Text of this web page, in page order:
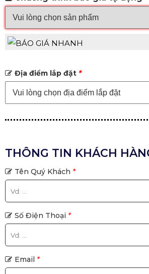
Địa điểm lắp đặt *
THÔNG TIN KHÁCH
Tên Quý Khách *
Số Điện Thoại *
Email *